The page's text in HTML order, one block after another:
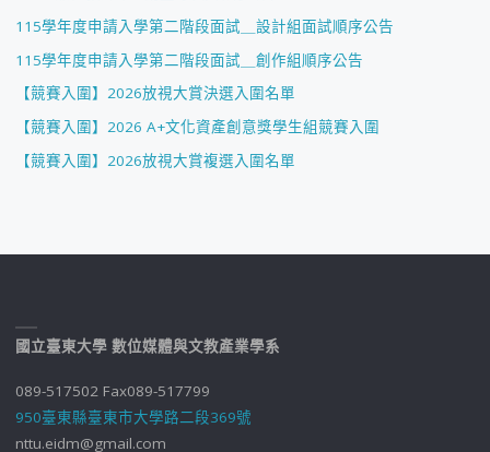
115學年度申請入學第二階段面試＿設計組面試順序公告
115學年度申請入學第二階段面試＿創作組順序公告
【競賽入圍】2026放視大賞決選入圍名單
【競賽入圍】2026 A+文化資產創意獎學生組競賽入圍
【競賽入圍】2026放視大賞複選入圍名單
國立臺東大學 數位媒體與文教產業學系
089-517502 Fax089-517799
950臺東縣臺東市大學路二段369號
nttu.eidm@gmail.com